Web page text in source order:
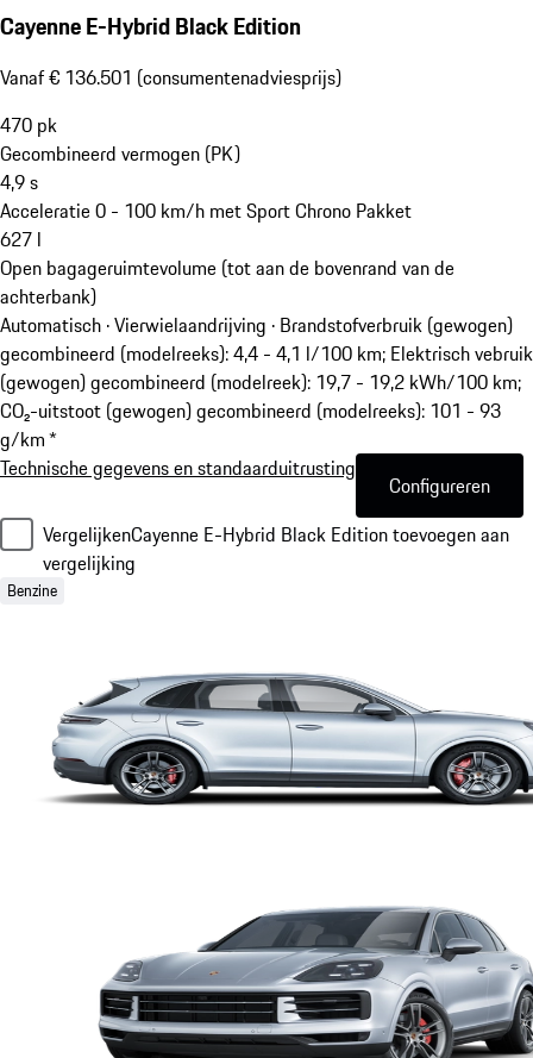
Cayenne E-Hybrid Black Edition
Vanaf € 136.501 (consumentenadviesprijs)
470 pk
Gecombineerd vermogen (PK)
4,9s
Acceleratie 0 - 100 km/h met Sport Chrono Pakket
627 l
Open bagageruimtevolume (tot aan de bovenrand van de
achterbank)
Automatisch · Vierwielaandrijving · Brandstofverbruik (gewogen)
gecombineerd (modelreeks): 4,4 - 4,1 l/100 km; Elektrisch vebruik
(gewogen) gecombineerd (modelreek): 19,7 - 19,2 kWh/100 km;
CO₂-uitstoot (gewogen) gecombineerd (modelreeks): 101 - 93
g/km *
Technische gegevens en standaarduitrusting
Configureren
VergelijkenCayenne E-Hybrid Black Edition toevoegen aan
vergelijking
Benzine